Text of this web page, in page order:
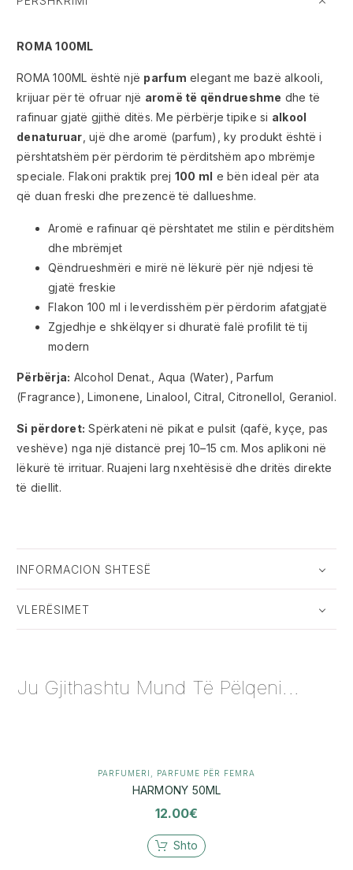
ROMA 100ML
ROMA 100ML është një parfum elegant me bazë alkooli,
krijuar për të ofruar një aromë të qëndrueshme dhe të
rafinuar gjatë gjithë ditës. Me përbërje tipike si alkool
denaturuar , ujë dhe aromë (parfum), ky produkt është i
përshtatshëm për përdorim të përditshëm apo mbrëmje
speciale. Flakoni praktik prej 100 ml e bën ideal për ata
që duan freski dhe prezencë të dallueshme.
Aromë e rafinuar që përshtatet me stilin e përditshëm
dhe mbrëmjet
Qëndrueshmëri e mirë në lëkurë për një ndjesi të
gjatë freskie
Flakon 100 ml i leverdisshëm për përdorim afatgjatë
Zgjedhje e shkëlqyer si dhuratë falë profilit të tij
modern
Përbërja: Alcohol Denat., Aqua (Water), Parfum
(Fragrance), Limonene, Linalool, Citral, Citronellol, Geraniol.
Si përdoret: Spërkateni në pikat e pulsit (qafë, kyçe, pas
veshëve) nga një distancë prej 10–15 cm. Mos aplikoni në
lëkurë të irrituar. Ruajeni larg nxehtësisë dhe dritës direkte
të diellit.
INFORMACION SHTESË
VLERËSIMET
Ju Gjithashtu Mund Të Pëlqeni...
PARFUMERI PARFUME PËR FEMRA
HARMONY 50ML
12.00€
Shto